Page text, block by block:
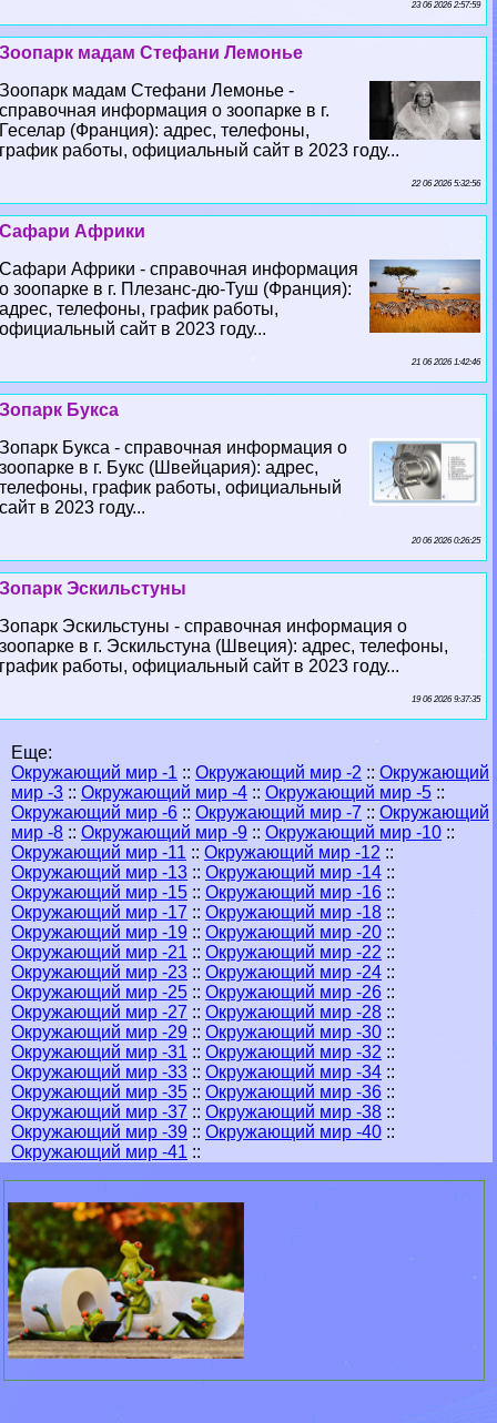
23 06 2026 2:57:59
Зоопарк мадам Стефани Лемонье
Зоопарк мадам Стефани Лемонье -
справочная информация о зоопарке в г.
Геселар (Франция): адрес, телефоны,
график работы, официальный сайт в 2023 году...
22 06 2026 5:32:56
Сафари Африки
Сафари Африки - справочная информация
о зоопарке в г. Плезанс-дю-Туш (Франция):
адрес, телефоны, график работы,
официальный сайт в 2023 году...
21 06 2026 1:42:46
Зопарк Букса
Зопарк Букса - справочная информация о
зоопарке в г. Букс (Швейцария): адрес,
телефоны, график работы, официальный
сайт в 2023 году...
20 06 2026 0:26:25
Зопарк Эскильстуны
Зопарк Эскильстуны - справочная информация о
зоопарке в г. Эскильстуна (Швеция): адрес, телефоны,
график работы, официальный сайт в 2023 году...
19 06 2026 9:37:35
Еще:
Окружающий мир -1 :: Окружающий мир -2 :: Окружающий
мир -3 :: Окружающий мир -4 :: Окружающий мир -5 ::
Окружающий мир -6 :: Окружающий мир -7 :: Окружающий
мир -8 :: Окружающий мир -9 :: Окружающий мир -10 ::
Окружающий мир -11 :: Окружающий мир -12 ::
Окружающий мир -13 :: Окружающий мир -14 ::
Окружающий мир -15 :: Окружающий мир -16 ::
Окружающий мир -17 :: Окружающий мир -18 ::
Окружающий мир -19 :: Окружающий мир -20 ::
Окружающий мир -21 :: Окружающий мир -22 ::
Окружающий мир -23 :: Окружающий мир -24 ::
Окружающий мир -25 :: Окружающий мир -26 ::
Окружающий мир -27 :: Окружающий мир -28 ::
Окружающий мир -29 :: Окружающий мир -30 ::
Окружающий мир -31 :: Окружающий мир -32 ::
Окружающий мир -33 :: Окружающий мир -34 ::
Окружающий мир -35 :: Окружающий мир -36 ::
Окружающий мир -37 :: Окружающий мир -38 ::
Окружающий мир -39 :: Окружающий мир -40 ::
Окружающий мир -41 ::